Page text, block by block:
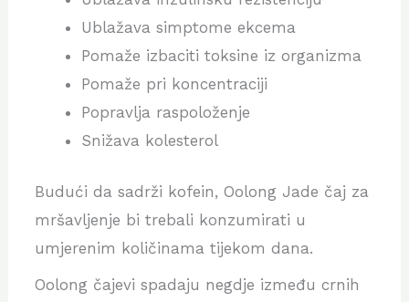
Ublažava simptome ekcema
Pomaže izbaciti toksine iz organizma
Pomaže pri koncentraciji
Popravlja raspoloženje
Snižava kolesterol
Budući da sadrži kofein, Oolong Jade čaj za
mršavljenje bi trebali konzumirati u
umjerenim količinama tijekom dana.
Oolong čajevi spadaju negdje između crnih